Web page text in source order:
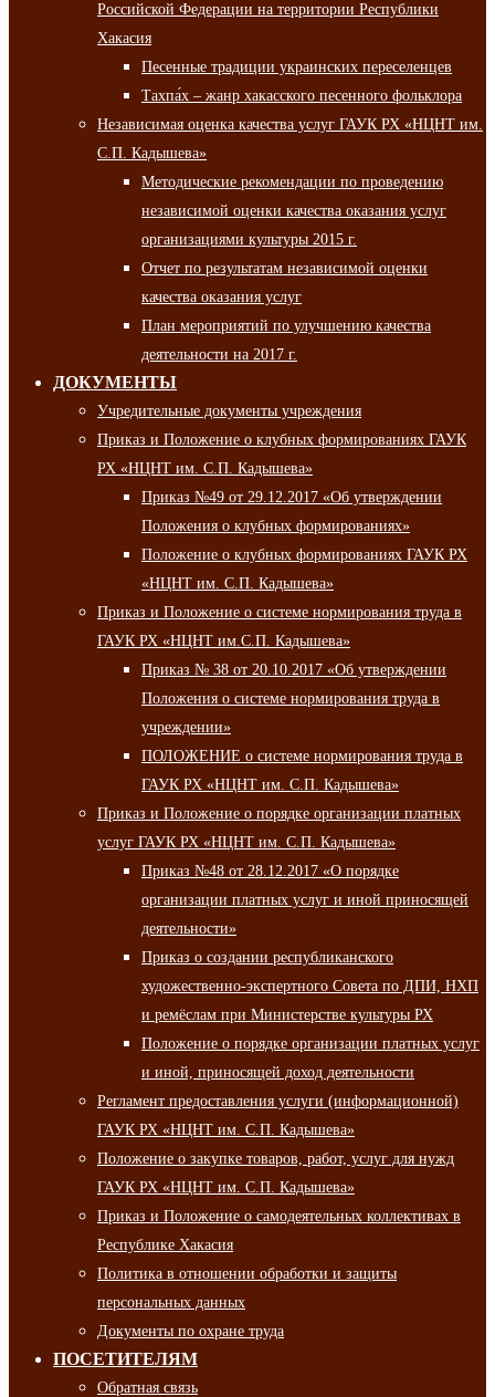
Российской Федерации на территории Республики
Хакасия
Песенные традиции украинских переселенцев
Тахпа́х – жанр хакасского песенного фольклора
Независимая оценка качества услуг ГАУК РХ «НЦНТ им.
С.П. Кадышева»
Методические рекомендации по проведению
независимой оценки качества оказания услуг
организациями культуры 2015 г.
Отчет по результатам независимой оценки
качества оказания услуг
План мероприятий по улучшению качества
деятельности на 2017 г.
ДОКУМЕНТЫ
Учредительные документы учреждения
Приказ и Положение о клубных формированиях ГАУК
РХ «НЦНТ им. С.П. Кадышева»
Приказ №49 от 29.12.2017 «Об утверждении
Положения о клубных формированиях»
Положение о клубных формированиях ГАУК РХ
«НЦНТ им. С.П. Кадышева»
Приказ и Положение о системе нормирования труда в
ГАУК РХ «НЦНТ им.С.П. Кадышева»
Приказ № 38 от 20.10.2017 «Об утверждении
Положения о системе нормирования труда в
учреждении»
ПОЛОЖЕНИЕ о системе нормирования труда в
ГАУК РХ «НЦНТ им. С.П. Кадышева»
Приказ и Положение о порядке организации платных
услуг ГАУК РХ «НЦНТ им. С.П. Кадышева»
Приказ №48 от 28.12.2017 «О порядке
организации платных услуг и иной приносящей
деятельности»
Приказ о создании республиканского
художественно-экспертного Совета по ДПИ, НХП
и ремёслам при Министерстве культуры РХ
Положение о порядке организации платных услуг
и иной, приносящей доход деятельности
Регламент предоставления услуги (информационной)
ГАУК РХ «НЦНТ им. С.П. Кадышева»
Положение о закупке товаров, работ, услуг для нужд
ГАУК РХ «НЦНТ им. С.П. Кадышева»
Приказ и Положение о самодеятельных коллективах в
Республике Хакасия
Политика в отношении обработки и защиты
персональных данных
Документы по охране труда
ПОСЕТИТЕЛЯМ
Обратная связь